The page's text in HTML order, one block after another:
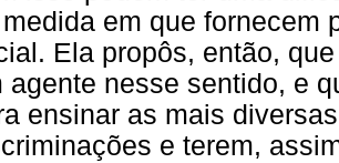
em que fornecem
Ela propôs, então,
agente nesse sentido, e
ensinar as mais
e terem,